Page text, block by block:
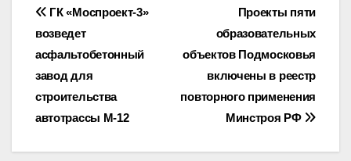
Навигация
по
записям
Проекты пяти
образовательных
объектов Подмосковья
включены в реестр
повторного применения
Минстроя РФ
ГК «Моспроект-3»
возведет
асфальтобетонный
завод для
строительства
автотрассы М-12